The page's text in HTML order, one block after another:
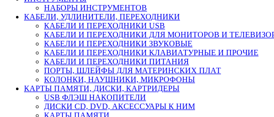
НАБОРЫ ИНСТРУМЕНТОВ
КАБЕЛИ, УДЛИНИТЕЛИ, ПЕРЕХОДНИКИ
КАБЕЛИ И ПЕРЕХОДНИКИ USB
КАБЕЛИ И ПЕРЕХОДНИКИ ДЛЯ МОНИТОРОВ И
КАБЕЛИ И ПЕРЕХОДНИКИ ЗВУКОВЫЕ
КАБЕЛИ И ПЕРЕХОДНИКИ КЛАВИАТУРНЫЕ И ПРОЧИЕ
КАБЕЛИ И ПЕРЕХОДНИКИ ПИТАНИЯ
ПОРТЫ, ШЛЕЙФЫ ДЛЯ МАТЕРИНСКИХ ПЛАТ
КОЛОНКИ, НАУШНИКИ, МИКРОФОНЫ
КАРТЫ ПАМЯТИ, ДИСКИ, КАРТРИДЕРЫ
USB ФЛЭШ НАКОПИТЕЛИ
ДИСКИ CD, DVD, АКСЕССУАРЫ К НИМ